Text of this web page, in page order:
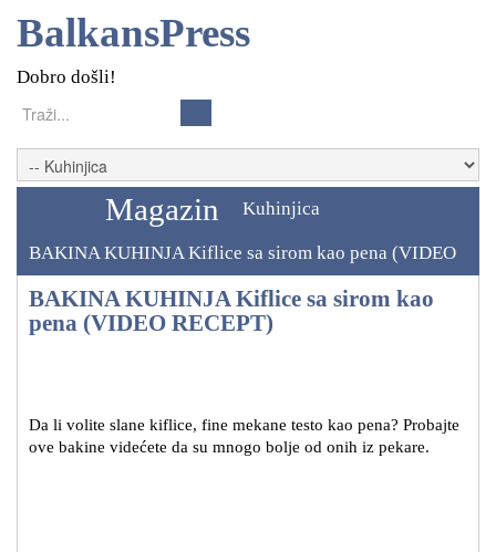
BalkansPress
Dobro došli!
Magazin Kuhinjica
BAKINA KUHINJA Kiflice sa sirom kao pena (VIDEO
BAKINA KUHINJA Kiflice sa sirom kao
pena (VIDEO RECEPT)
Da li volite slane kiflice, fine mekane testo kao pena? Probajte
ove bakine videćete da su mnogo bolje od onih iz pekare.